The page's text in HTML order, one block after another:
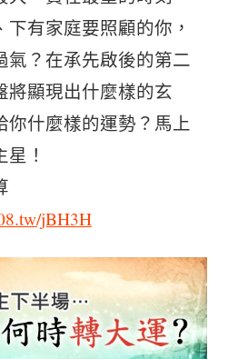
下有家庭要照顧的你，
氣？在承先啟後的第二
將顯現出什麼樣的玄
你什麼樣的運勢？馬上
！
jBH3H